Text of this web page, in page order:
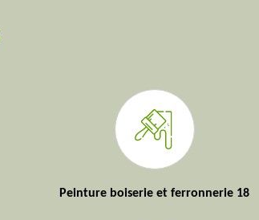
Peinture boiserie et ferronnerie 18